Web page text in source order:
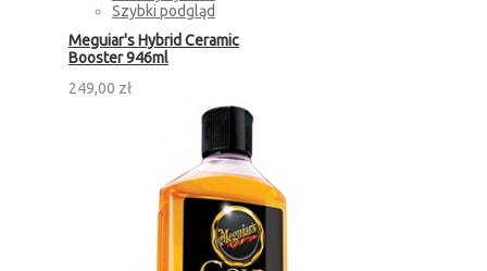
Szybki podgląd
Meguiar's Hybrid Ceramic
Booster 946ml
249,00 zł